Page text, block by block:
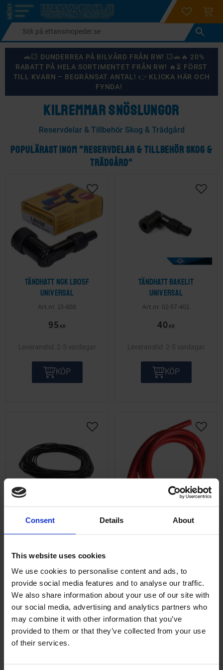
Consent Details About
This website uses cookies
We use cookies to personalise content and ads, to
provide social media features and to analyse our traffic.
We also share information about your use of our site with
our social media, advertising and analytics partners who
may combine it with other information that you’ve
provided to them or that they’ve collected from your use
of their services.
Meny
login
🚗💥 DUNDERREA PÅ BILVÅRD FRÅN RW! 💥🚗🔥 20%
RABATT PÅ HELA SORTIMENTET FRÅN RW! 🔥⏳ FÖRST
TILL KVARN – BEGRÄNSAT ANTAL! 👉 KLICKA HÄR OCH
FYNDA!
KILREMMAR SNÖSLUNGOR
Reservdelar & Tillbehör Skog & Trädgård
POPULÄRAST INOM "RESERVDELAR & TILLBEHÖR SKOG &
TRÄDGÅRD"
Tändhatt NGK LB05F
Universal
13-808
95 KR
2-5 vardagar
KÖP
Tändhatt Bakelit
Universal
02-57-401
40 KR
2-5 vardagar
KÖP
Tändkabel 5mm
29
2-5 vardagar
KÖP
Tändkabel 7mm röd 1
2-5 vardagar
KÖP